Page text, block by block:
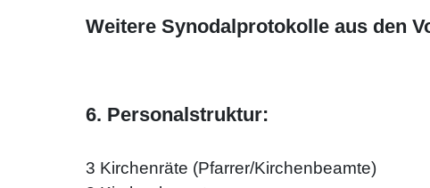
Weitere Synodalprotokolle aus den
6. Personalstruktur:
3 Kirchenräte (Pfarrer/Kirchenbeamte)